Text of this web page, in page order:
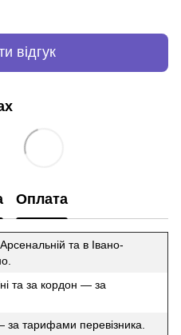
відгук
Оплата
та в Івано-
та за кордон — за
тарифами перевізника.